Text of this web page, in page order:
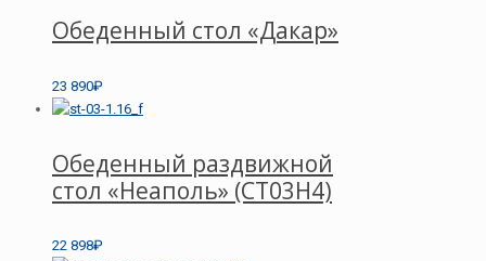
Обеденный стол «Дакар»
23 890₽
Обеденный раздвижной
стол «Неаполь» (СТ03Н4)
22 898₽